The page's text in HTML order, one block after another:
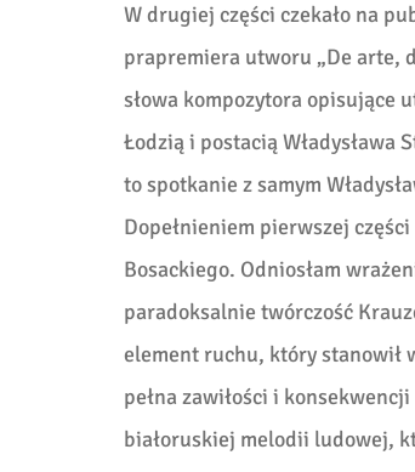
W drugiej części czekało na
prapremiera utworu „De arte,
słowa kompozytora opisujące
Łodzią i postacią
to spotkanie z samym
Dopełnieniem pierwszej
Bosackiego. Odniosłam
paradoksalnie twórczość
element ruchu, który stanowił
pełna zawiłości i
białoruskiej melodii ludowej,